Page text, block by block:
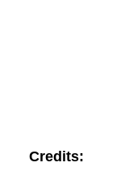
Credits: